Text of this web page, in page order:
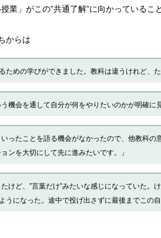
業」がこの”共通了解”に向かっている
からは
ための学びができました。教科は違うけれど、
機会を通して自分が何をやりたいのかが明確
ったことを語る機会がなかったので、他教科
ンを大切にして先に進みたいです。」
けど、”言葉だけ”みたいな感じになっていた
うになった。途中で投げ出さずに最後までこの